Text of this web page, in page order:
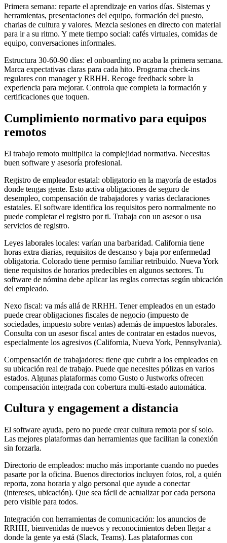
Primera semana: reparte el aprendizaje en varios días. Sistemas y
herramientas, presentaciones del equipo, formación del puesto,
charlas de cultura y valores. Mezcla sesiones en directo con material
para ir a su ritmo. Y mete tiempo social: cafés virtuales, comidas de
equipo, conversaciones informales.
Estructura 30-60-90 días: el onboarding no acaba la primera semana.
Marca expectativas claras para cada hito. Programa check-ins
regulares con manager y RRHH. Recoge feedback sobre la
experiencia para mejorar. Controla que completa la formación y
certificaciones que toquen.
Cumplimiento normativo para equipos
remotos
El trabajo remoto multiplica la complejidad normativa. Necesitas
buen software y asesoría profesional.
Registro de empleador estatal: obligatorio en la mayoría de estados
donde tengas gente. Esto activa obligaciones de seguro de
desempleo, compensación de trabajadores y varias declaraciones
estatales. El software identifica los requisitos pero normalmente no
puede completar el registro por ti. Trabaja con un asesor o usa
servicios de registro.
Leyes laborales locales: varían una barbaridad. California tiene
horas extra diarias, requisitos de descanso y baja por enfermedad
obligatoria. Colorado tiene permiso familiar retribuido. Nueva York
tiene requisitos de horarios predecibles en algunos sectores. Tu
software de nómina debe aplicar las reglas correctas según ubicación
del empleado.
Nexo fiscal: va más allá de RRHH. Tener empleados en un estado
puede crear obligaciones fiscales de negocio (impuesto de
sociedades, impuesto sobre ventas) además de impuestos laborales.
Consulta con un asesor fiscal antes de contratar en estados nuevos,
especialmente los agresivos (California, Nueva York, Pennsylvania).
Compensación de trabajadores: tiene que cubrir a los empleados en
su ubicación real de trabajo. Puede que necesites pólizas en varios
estados. Algunas plataformas como Gusto o Justworks ofrecen
compensación integrada con cobertura multi-estado automática.
Cultura y engagement a distancia
El software ayuda, pero no puede crear cultura remota por sí solo.
Las mejores plataformas dan herramientas que facilitan la conexión
sin forzarla.
Directorio de empleados: mucho más importante cuando no puedes
pasarte por la oficina. Buenos directorios incluyen fotos, rol, a quién
reporta, zona horaria y algo personal que ayude a conectar
(intereses, ubicación). Que sea fácil de actualizar por cada persona
pero visible para todos.
Integración con herramientas de comunicación: los anuncios de
RRHH, bienvenidas de nuevos y reconocimientos deben llegar a
donde la gente ya está (Slack, Teams). Las plataformas con